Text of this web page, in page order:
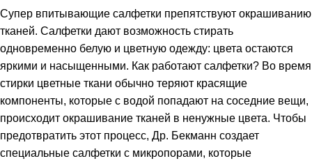
Супер впитывающие салфетки препятствуют окрашиванию
тканей. Салфетки дают возможность стирать
одновременно белую и цветную одежду: цвета остаются
яркими и насыщенными. Как работают салфетки? Во время
стирки цветные ткани обычно теряют красящие
компоненты, которые с водой попадают на соседние вещи,
происходит окрашивание тканей в ненужные цвета. Чтобы
предотвратить этот процесс, Др. Бекманн создает
специальные салфетки с микропорами, которые